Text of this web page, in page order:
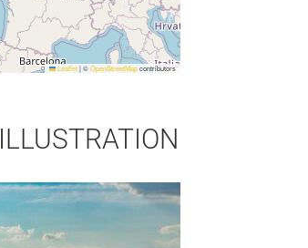
Leaflet|©OpenStreetMapcontributors
ILLUSTRATION